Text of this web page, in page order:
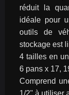
réduit la
idéale pour
outils de
stockage est
4 tailles en
6 pans x 17,
Comprend
1/2" à utiliser